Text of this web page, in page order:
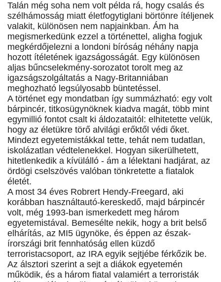
Talán még soha nem volt példa rá, hogy csalás és
szélhámosság miatt életfogytiglani börtönre ítéljenek
valakit, különösen nem napjainkban. Ám ha
megismerkedünk ezzel a történettel, aligha fogjuk
megkérdőjelezni a londoni bíróság néhány napja
hozott ítéletének igazságosságát. Egy különösen
aljas bűncselekmény-sorozatot torolt meg az
igazságszolgáltatás a Nagy-Britanniában
meghozható legsúlyosabb büntetéssel.
A történet egy mondatban így summázható: egy volt
bárpincér, titkosügynöknek kiadva magát, több mint
egymillió fontot csalt ki áldozataitól: elhitetette velük,
hogy az életükre törő alvilági erőktől védi őket.
Mindezt egyetemistákkal tette, tehát nem tudatlan,
iskolázatlan védtelenekkel. Hogyan sikerülhetett,
hitetlenkedik a kívülálló - ám a lélektani hadjárat, az
ördögi cselszövés valóban tönkretette a fiatalok
életét.
A most 34 éves Robrert Hendy-Freegard, aki
korábban használtautó-kereskedő, majd bárpincér
volt, még 1993-ban ismerkedett meg három
egyetemistával. Bemesélte nekik, hogy a brit belső
elhárítás, az MI5 ügynöke, és éppen az észak-
írországi brit fennhatóság ellen küzdő
terroristacsoport, az IRA egyik sejtjébe férkőzik be.
Az álsztori szerint a sejt a diákok egyetemén
működik, és a három fiatal valamiért a terroristák